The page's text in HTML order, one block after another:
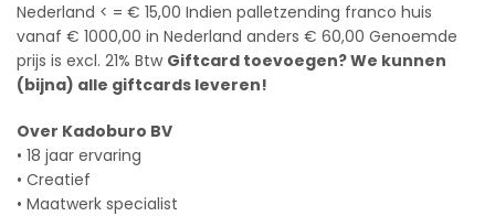
Nederland < = € 15,00 Indien palletzending franco huis
vanaf € 1000,00 in Nederland anders € 60,00 Genoemde
prijs is excl. 21% Btw Giftcard toevoegen? We kunnen
(bijna) alle giftcards leveren!
Over Kadoburo BV
• 18 jaar ervaring
• Creatief
• Maatwerk specialist